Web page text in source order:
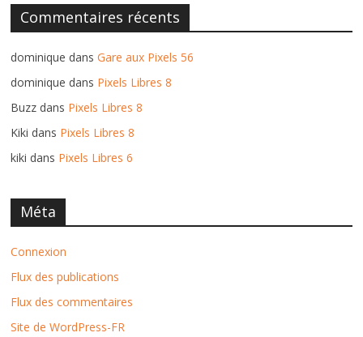
Commentaires récents
dominique dansGare aux Pixels 56
dominique dans Pixels Libres 8
Buzz dans Pixels Libres 8
Kiki dans Pixels Libres 8
kiki dans Pixels Libres 6
Méta
Connexion
Flux des publications
Flux des commentaires
Site de WordPress-FR